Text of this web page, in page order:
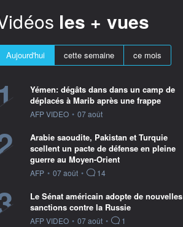
les + vues
Aujourd'hui cette semaine ce mois
Yémen: dégâts dans dans un camp de
déplacés à Marib après une frappe
information fournie par
AFP VIDEO • 07 août
Arabie saoudite, Pakistan et Turquie
scellent un pacte de défense en pleine
guerre au Moyen-Orient
information fournie par
AFP • 07 août • 14
Le Sénat américain adopte de nouvelles
sanctions contre la Russie
information fournie par
AFP VIDEO • 07 août • 1